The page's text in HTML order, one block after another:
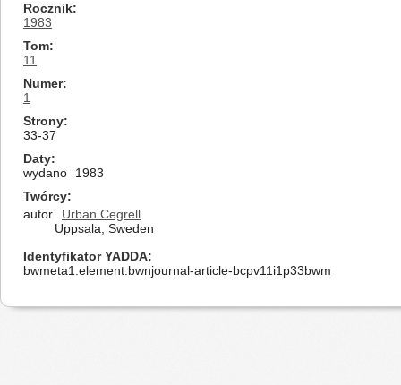
Rocznik
1983
Tom
11
Numer
1
Strony
33-37
Daty
wydano
1983
Twórcy
autor
Urban Cegrell
Uppsala, Sweden
Identyfikator YADDA
bwmeta1.element.bwnjournal-article-bcpv11i1p33bwm